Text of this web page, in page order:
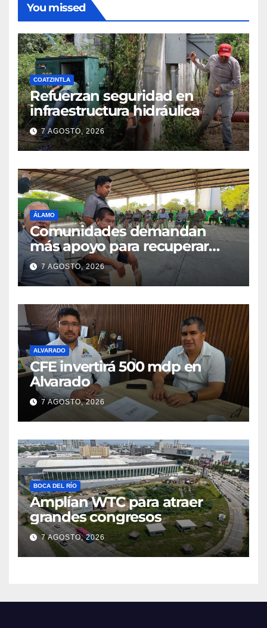
You missed
COATZINTLA
Refuerzan seguridad en
infraestructura hidráulica
7 AGOSTO, 2026
ÁLAMO
Comunidades demandan
más apoyo para recuperar
parcelas
7 AGOSTO, 2026
ALVARADO
CFE invertirá 500 mdp en
Alvarado
7 AGOSTO, 2026
BOCA DEL RÍO
Amplían WTC para atraer
grandes congresos
7 AGOSTO, 2026